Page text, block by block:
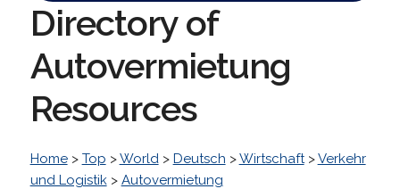
Directory of
Autovermietung
Resources
Home> Top >World> Deutsch >Wirtschaft>Verkehr
und Logistik> Autovermietung